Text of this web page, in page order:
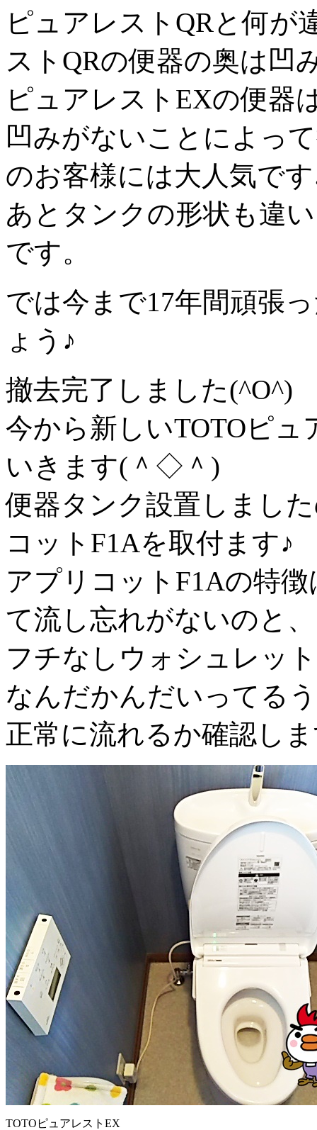
ピュアレストQRと何が
ストQRの便器の奥は凹
ピュアレストEXの便器
凹みがないことによっ
のお客様には大人気で
あとタンクの形状も違
です。
では今まで17年間頑張
ょう♪
撤去完了しました(^O^)
今から新しいTOTOピ
いきます(＾◇＾)
便器タンク設置しまし
コットF1Aを取付ます♪
アプリコットF1Aの特
て流し忘れがないのと、
フチなしウォシュレッ
なんだかんだいってる
正常に流れるか確認し
TOTOピュアレストEX